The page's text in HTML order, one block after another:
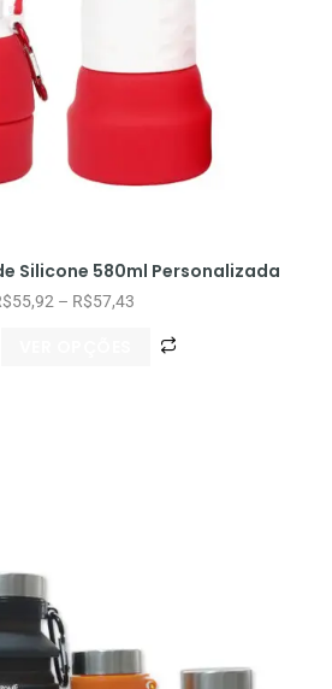
Silicone 580ml Personalizada
55,92 – R$57,43